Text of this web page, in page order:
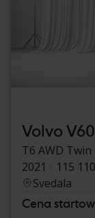
Volvo V60
T6 AWD Twin
2021
115
Svedala
Cena